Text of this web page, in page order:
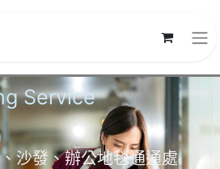
Service
沙發、辦公地毯通通處